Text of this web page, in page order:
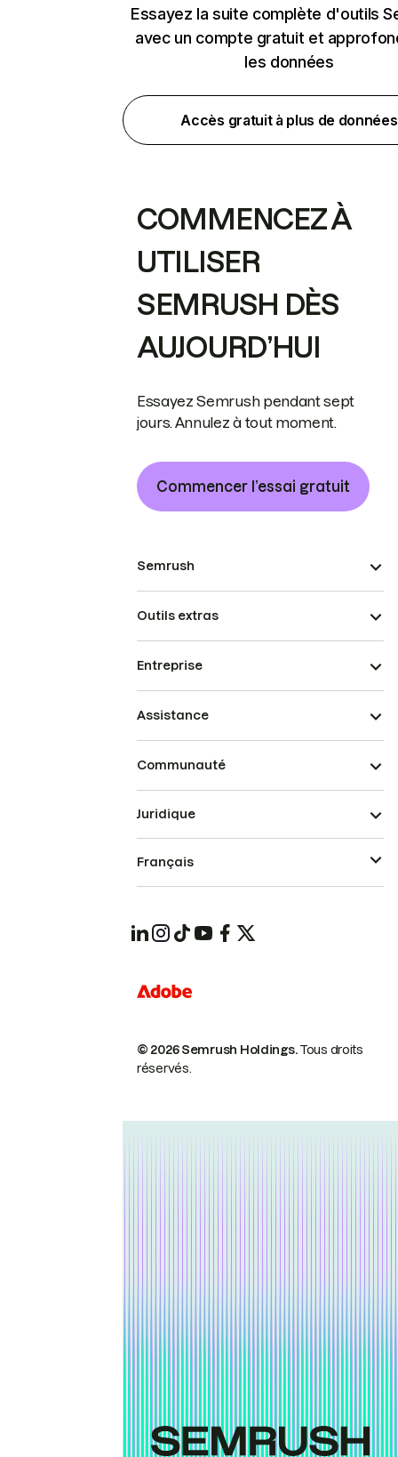
Essayez la suite complète d'outils
avec un compte gratuit et
les données
Accès gratuit à plus de données
COMMENCEZ À
UTILISER
SEMRUSH DÈS
AUJOURD’HUI
Essayez Semrush pendant sept
jours. Annulez à tout moment.
Commencer l’essai gratuit
Semrush
Outils extras
Entreprise
Assistance
Communauté
© 2026 Semrush Holdings.Tous droits
réservés.
Juridique
Français